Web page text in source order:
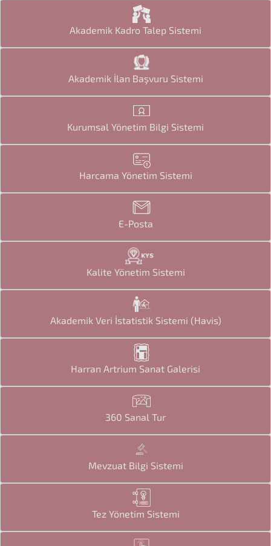
Akademik Kadro Talep Sistemi
Akademik İlan Başvuru Sistemi
Kurumsal Yönetim Bilgi Sistemi
Harcama Yönetim Sistemi
E-Posta
Kalite Yönetim Sistemi
Akademik Veri İstatistik Sistemi (Havis)
Harran Artrium Sanat Galerisi
360 Sanal Tur
Mevzuat Bilgi Sistemi
Tez Yönetim Sistemi